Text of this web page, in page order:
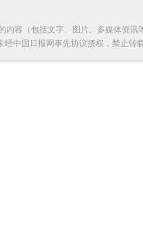
内容（包括文字、图片、多媒体资
经中国日报网事先协议授权，禁止转